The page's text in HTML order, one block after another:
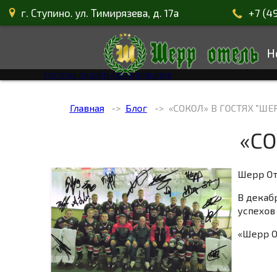
г. Ступино. ул. Тимирязева, д. 17а +7
система онлайн-бронирования
Главная Блог «СОКОЛ» В ГОСТЯХ
Шерр
В
успехов
«Шерр